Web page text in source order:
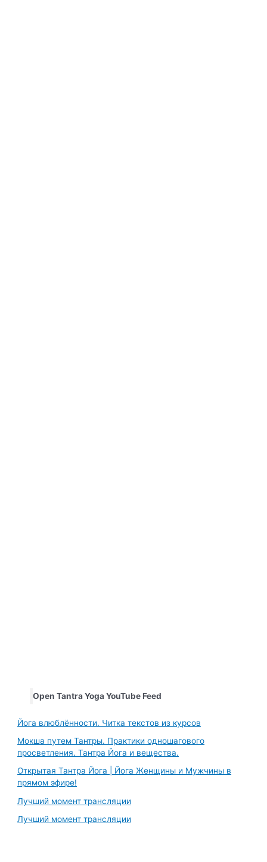
Open Tantra Yoga YouTube Feed
Йога влюблённости. Читка текстов из курсов
Мокша путем Тантры. Практики одношагового
просветления. Тантра Йога и вещества.
Открытая Тантра Йога | Йога Женщины и Мужчины в
прямом эфире!
Лучший момент трансляции
Лучший момент трансляции